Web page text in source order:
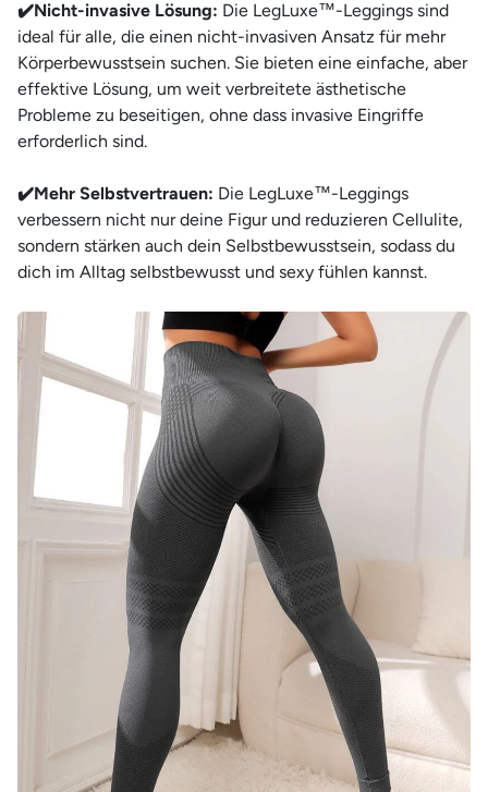
✔️Nicht-invasive Lösung: Die LegLuxe™-Leggings sind
ideal für alle, die einen nicht-invasiven Ansatz für mehr
Körperbewusstsein suchen. Sie bieten eine einfache, aber
effektive Lösung, um weit verbreitete ästhetische
Probleme zu beseitigen, ohne dass invasive Eingriffe
erforderlich sind.
✔️Mehr Selbstvertrauen: Die LegLuxe™-Leggings
verbessern nicht nur deine Figur und reduzieren Cellulite,
sondern stärken auch dein Selbstbewusstsein, sodass du
dich im Alltag selbstbewusst und sexy fühlen kannst.